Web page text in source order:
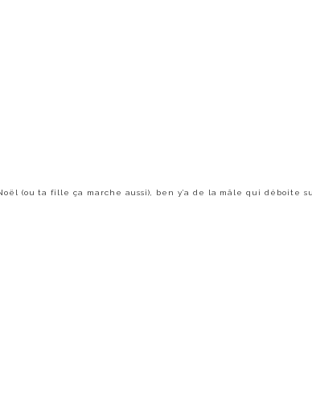
(ou ta fille ça marche aussi), ben y’a de la mâle qui déboite